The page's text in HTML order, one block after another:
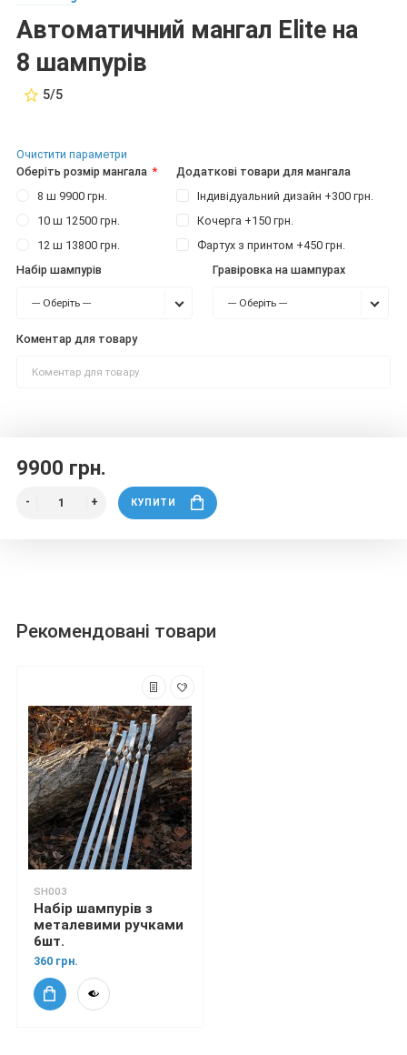
Автоматичний мангал Elite на
8 шампурів
5/5
Очистити параметри
Оберіть розмір мангала
8 ш 9900 грн.
10 ш 12500 грн.
12 ш 13800 грн.
Додаткові товари для мангала
Індивідуальний дизайн +300 грн.
Кочерга +150 грн.
Фартух з принтом +450 грн.
Набір шампурів
--- Оберіть ---
Гравіровка на шампурах
--- Оберіть ---
Коментар для товару
9900 грн.
КУПИТИ
Рекомендовані товари
SH003
Набір шампурів з
металевими ручками
6шт.
360 грн.